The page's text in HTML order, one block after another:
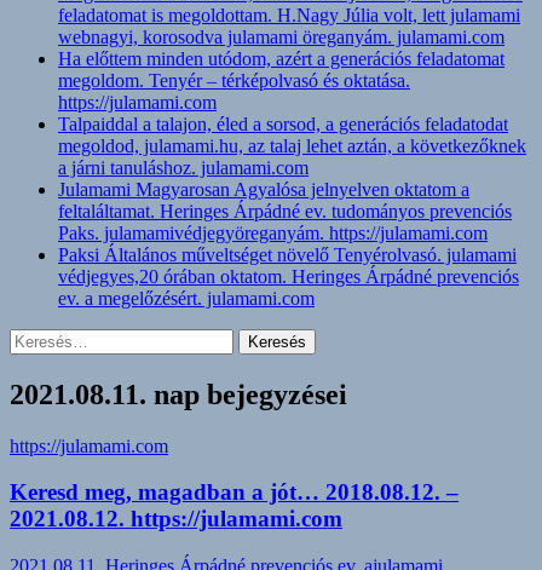
feladatomat is megoldottam. H.Nagy Júlia volt, lett julamami
webnagyi, korosodva julamami öreganyám. julamami.com
Ha előttem minden utódom, azért a generációs feladatomat
megoldom. Tenyér – térképolvasó és oktatása.
https://julamami.com
Talpaiddal a talajon, éled a sorsod, a generációs feladatodat
megoldod, julamami.hu, az talaj lehet aztán, a következőknek
a járni tanuláshoz. julamami.com
Julamami Magyarosan Agyalósa jelnyelven oktatom a
feltaláltamat. Heringes Árpádné ev. tudományos prevenciós
Paks. julamamivédjegyöreganyám. https://julamami.com
Paksi Általános műveltséget növelő Tenyérolvasó. julamami
védjegyes,20 órában oktatom. Heringes Árpádné prevenciós
ev. a megelőzésért. julamami.com
Keresés:
2021.08.11. nap bejegyzései
https://julamami.com
Keresd meg, magadban a jót… 2018.08.12. –
2021.08.12. https://julamami.com